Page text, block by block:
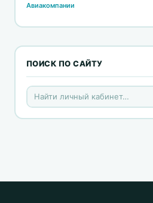
Авиакомпании
ПОИСК ПО САЙТУ